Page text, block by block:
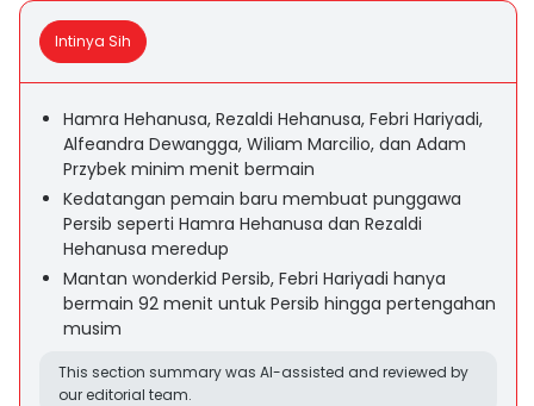
Intinya Sih
Hamra Hehanusa, Rezaldi Hehanusa, Febri Hariyadi,
Alfeandra Dewangga, Wiliam Marcilio, dan Adam
Przybek minim menit bermain
Kedatangan pemain baru membuat punggawa
Persib seperti Hamra Hehanusa dan Rezaldi
Hehanusa meredup
Mantan wonderkid Persib, Febri Hariyadi hanya
bermain 92 menit untuk Persib hingga pertengahan
musim
This section summary was AI-assisted and reviewed by
our editorial team.